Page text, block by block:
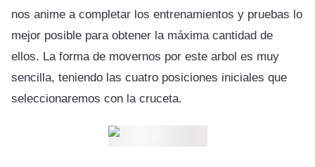
nos anime a completar los entrenamientos y pruebas lo
mejor posible para obtener la máxima cantidad de
ellos. La forma de movernos por este arbol es muy
sencilla, teniendo las cuatro posiciones iniciales que
seleccionaremos con la cruceta.